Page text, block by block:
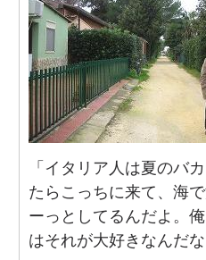
「イタリア人は夏のバ
たらこっちに来て、海
ーっとしてるんだよ。
はそれが大好きなんだ